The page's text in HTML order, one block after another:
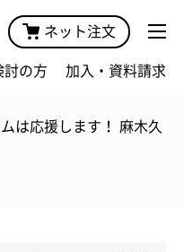
ネット注文
討の方 加入・資料請求
は応援します！ 麻木久